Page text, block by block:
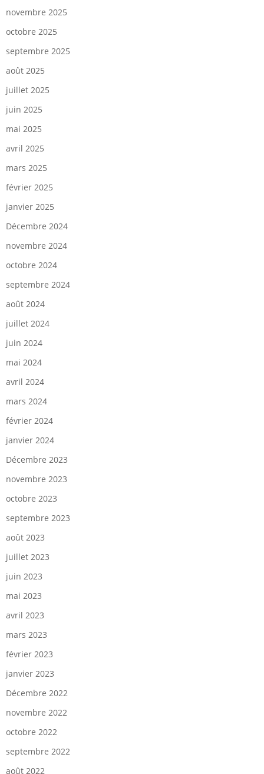
novembre 2025
octobre 2025
septembre 2025
août 2025
juillet 2025
juin 2025
mai 2025
avril 2025
mars 2025
février 2025
janvier 2025
Décembre 2024
novembre 2024
octobre 2024
septembre 2024
août 2024
juillet 2024
juin 2024
mai 2024
avril 2024
mars 2024
février 2024
janvier 2024
Décembre 2023
novembre 2023
octobre 2023
septembre 2023
août 2023
juillet 2023
juin 2023
mai 2023
avril 2023
mars 2023
février 2023
janvier 2023
Décembre 2022
novembre 2022
octobre 2022
septembre 2022
août 2022